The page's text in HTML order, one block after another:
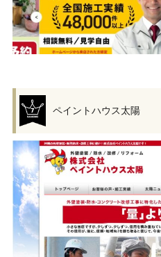
ペイントハウス太陽